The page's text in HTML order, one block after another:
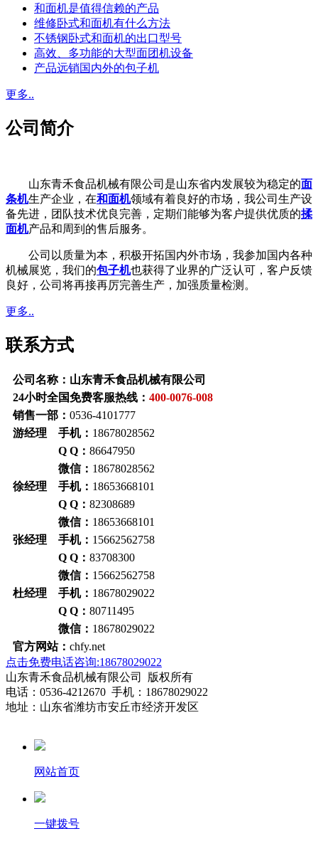
和面机是值得信赖的产品
维修卧式和面机有什么方法
不锈钢卧式和面机的出口型号
高效、多功能的大型面团机设备
产品远销国内外的包子机
更多..
公司简介
山东青禾食品机械有限公司是山东省内发展较为稳定的面
条机生产企业，在和面机领域有着良好的市场，我公司生产设
备先进，团队技术优良完善，定期们能够为客户提供优质的揉
面机产品和周到的售后服务。
公司以质量为本，积极开拓国内外市场，我参加国内各种
机械展览，我们的包子机也获得了业界的广泛认可，客户反馈
良好，公司将再接再厉完善生产，加强质量检测。
更多..
联系方式
公司名称：山东青禾食品机械有限公司
24小时全国免费客服热线： 400-0076-008
销售一部： 0536-4101777
游经理 手机： 18678028562
Q Q： 86647950
微信： 18678028562
徐经理 手机： 18653668101
Q Q： 82308689
微信： 18653668101
张经理 手机： 15662562758
Q Q： 83708300
微信： 15662562758
杜经理 手机： 18678029022
Q Q： 80711495
微信： 18678029022
官方网站： chfy.net
点击免费电话咨询:18678029022
山东青禾食品机械有限公司 版权所有
电话：0536-4212670 手机：18678029022
地址：山东省潍坊市安丘市经济开发区
网站首页
一键拨号